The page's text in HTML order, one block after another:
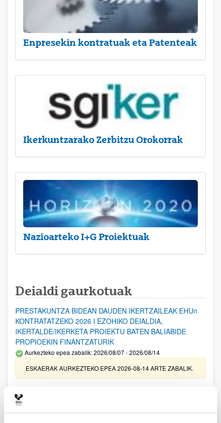
Enpresekin kontratuak eta Patenteak
Ikerkuntzarako Zerbitzu Orokorrak
Nazioarteko I+G Proiektuak
Deialdi gaurkotuak
PRESTAKUNTZA BIDEAN DAUDEN IKERTZAILEAK EHUn
KONTRATATZEKO 2026 I EZOHIKO DEIALDIA,
IKERTALDE/IKERKETA PROIEKTU BATEN BALIABIDE
PROPIOEKIN FINANTZATURIK
Aurkezteko epea zabalik: 2026/08/07 - 2026/08/14
ESKAERAK AURKEZTEKO EPEA 2026-08-14 ARTE ZABALIK.
erosi eta berritzeko laguntzak 2026
Izapide irekia